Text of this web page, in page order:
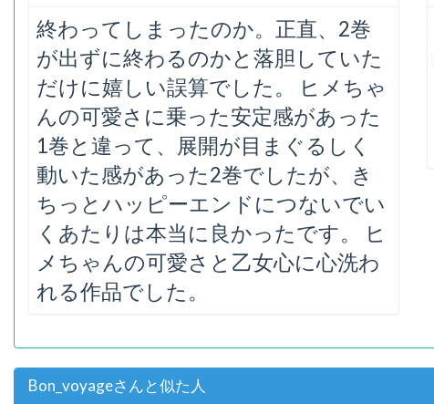
終わってしまったのか。正直、2巻
が出ずに終わるのかと落胆していた
だけに嬉しい誤算でした。 ヒメちゃ
んの可愛さに乗った安定感があった
1巻と違って、展開が目まぐるしく
動いた感があった2巻でしたが、き
ちっとハッピーエンドにつないでい
くあたりは本当に良かったです。 ヒ
メちゃんの可愛さと乙女心に心洗わ
れる作品でした。
Bon_voyageさんと似た人